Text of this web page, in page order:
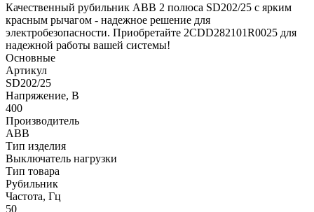
Качественный рубильник ABB 2 полюса SD202/25 с ярким
красным рычагом - надежное решение для
электробезопасности. Приобретайте 2CDD282101R0025 для
надежной работы вашей системы!
Основные
Артикул
SD202/25
Напряжение, В
400
Производитель
ABB
Тип изделия
Выключатель нагрузки
Тип товара
Рубильник
Частота, Гц
50